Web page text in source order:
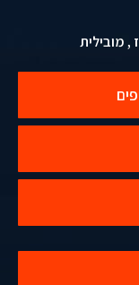
, מובילית